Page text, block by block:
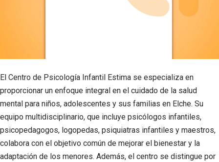
El Centro de Psicología Infantil Estima se especializa en
proporcionar un enfoque integral en el cuidado de la salud
mental para niños, adolescentes y sus familias en Elche. Su
equipo multidisciplinario, que incluye psicólogos infantiles,
psicopedagogos, logopedas, psiquiatras infantiles y maestros,
colabora con el objetivo común de mejorar el bienestar y la
adaptación de los menores. Además, el centro se distingue por